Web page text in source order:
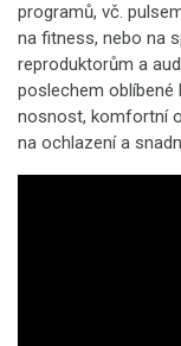
programů, vč.
na fitness, nebo na
reproduktorům a
poslechem oblíbené
nosnost, komfortní
na ochlazení a